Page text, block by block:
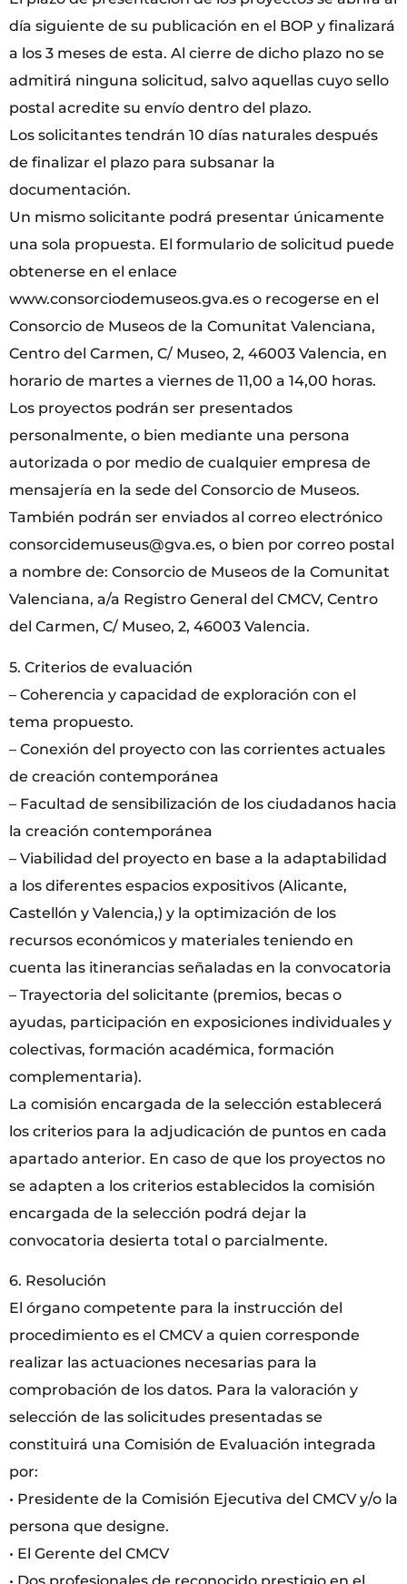
día siguiente de su publicación en el BOP y finalizará
a los 3 meses de esta. Al cierre de dicho plazo no se
admitirá ninguna solicitud, salvo aquellas cuyo sello
postal acredite su envío dentro del plazo.
Los solicitantes tendrán 10 días naturales después
de finalizar el plazo para subsanar la
documentación.
Un mismo solicitante podrá presentar únicamente
una sola propuesta. El formulario de solicitud puede
obtenerse en el enlace
www.consorciodemuseos.gva.es o recogerse en el
Consorcio de Museos de la Comunitat Valenciana,
Centro del Carmen, C/ Museo, 2, 46003 Valencia, en
horario de martes a viernes de 11,00 a 14,00 horas.
Los proyectos podrán ser presentados
personalmente, o bien mediante una persona
autorizada o por medio de cualquier empresa de
mensajería en la sede del Consorcio de Museos.
También podrán ser enviados al correo electrónico
consorcidemuseus@gva.es, o bien por correo postal
a nombre de: Consorcio de Museos de la Comunitat
Valenciana, a/a Registro General del CMCV, Centro
del Carmen, C/ Museo, 2, 46003 Valencia.
5. Criterios de evaluación
– Coherencia y capacidad de exploración con el
tema propuesto.
– Conexión del proyecto con las corrientes actuales
de creación contemporánea
– Facultad de sensibilización de los ciudadanos hacia
la creación contemporánea
– Viabilidad del proyecto en base a la adaptabilidad
a los diferentes espacios expositivos (Alicante,
Castellón y Valencia,) y la optimización de los
recursos económicos y materiales teniendo en
cuenta las itinerancias señaladas en la convocatoria
– Trayectoria del solicitante (premios, becas o
ayudas, participación en exposiciones individuales y
colectivas, formación académica, formación
complementaria).
La comisión encargada de la selección establecerá
los criterios para la adjudicación de puntos en cada
apartado anterior. En caso de que los proyectos no
se adapten a los criterios establecidos la comisión
encargada de la selección podrá dejar la
convocatoria desierta total o parcialmente.
6. Resolución
El órgano competente para la instrucción del
procedimiento es el CMCV a quien corresponde
realizar las actuaciones necesarias para la
comprobación de los datos. Para la valoración y
selección de las solicitudes presentadas se
constituirá una Comisión de Evaluación integrada
por:
• Presidente de la Comisión Ejecutiva del CMCV y/o la
persona que designe.
• El Gerente del CMCV